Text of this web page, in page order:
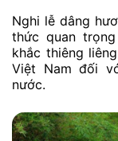
Nghi lễ dâng
thức quan
khắc thiêng
Việt Nam đối
nước.